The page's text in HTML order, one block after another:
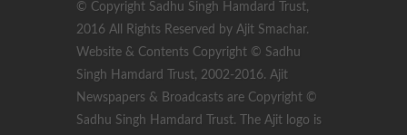
© Copyright Sadhu Singh Hamdard Trust,
2016 All Rights Reserved by Ajit Smachar.
Website & Contents Copyright © Sadhu
Singh Hamdard Trust, 2002-2016. Ajit
Newspapers & Broadcasts are Copyright ©
Sadhu Singh Hamdard Trust. The Ajit logo is